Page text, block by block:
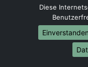
Umzug von
Umzug von
Umzug von
Umzug von
Umzug von
Diese
Einverstanden